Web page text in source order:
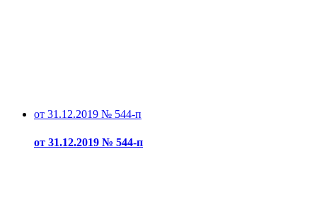
от 31.12.2019 № 544-п
от 31.12.2019 № 544-п